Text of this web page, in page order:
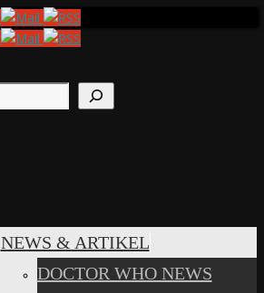
NEWS & ARTIKEL
DOCTOR WHO NEWS